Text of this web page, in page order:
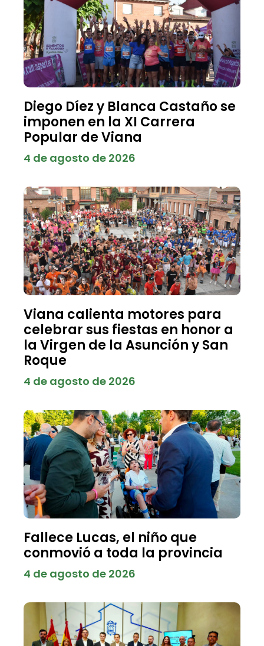
Diego Díez y Blanca Castaño se
imponen en la XI Carrera
Popular de Viana
4 de agosto de 2026
Viana calienta motores para
celebrar sus fiestas en honor a
la Virgen de la Asunción y San
Roque
4 de agosto de 2026
Fallece Lucas, el niño que
conmovió a toda la provincia
4 de agosto de 2026